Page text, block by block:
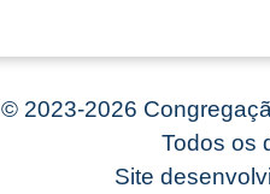
©2023-2026
Todos os
Site